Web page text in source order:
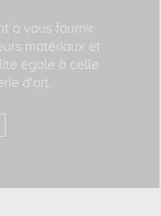
à vous fournir
matériaux et
égale à celle
d'art.